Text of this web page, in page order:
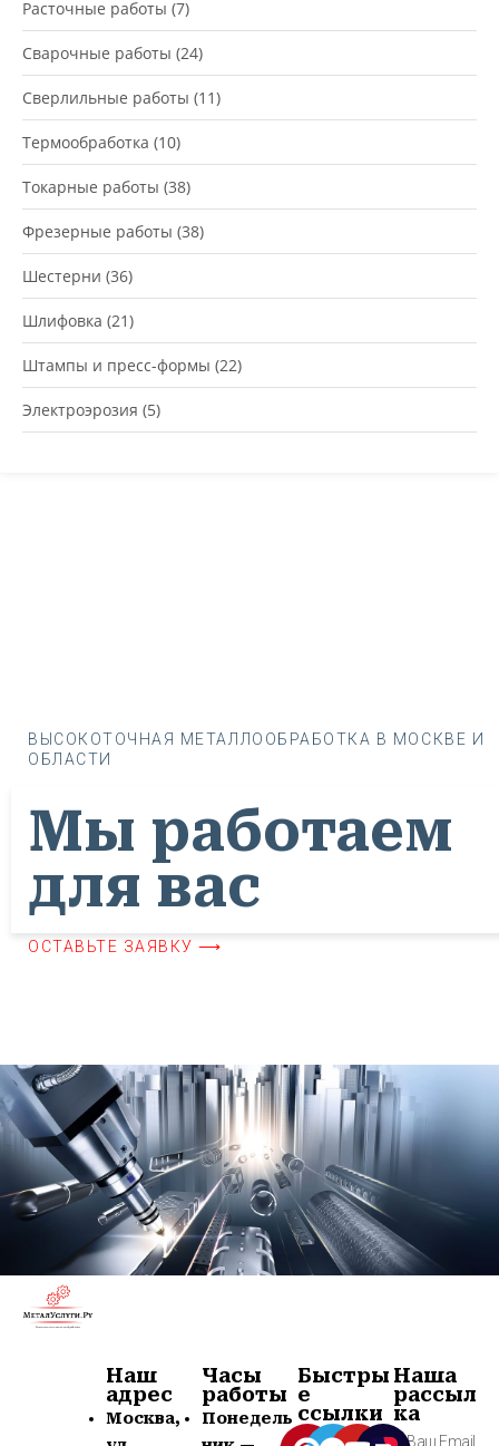
Расточные работы (7)
Сварочные работы (24)
Сверлильные работы (11)
Термообработка (10)
Токарные работы (38)
Фрезерные работы (38)
Шестерни (36)
Шлифовка (21)
Штампы и пресс-формы (22)
Электроэрозия (5)
ВЫСОКОТОЧНАЯ МЕТАЛЛООБРАБОТКА В МОСКВЕ И
ОБЛАСТИ
Мы работаем
для вас
ОСТАВЬТЕ ЗАЯВКУ ⟶
Наш
адрес
Москва,
Часы
работы
Понедель
Быстры
е
ссылки
Наша
рассыл
ка